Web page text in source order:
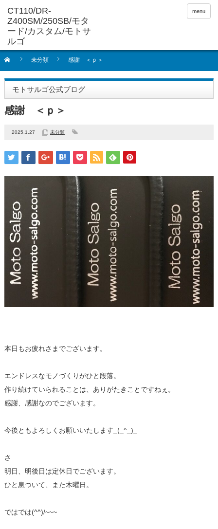
menu
未分類 感謝 ＜ｐ＞
モトサルゴ公式ブログ
感謝 ＜ｐ＞
2025.1.27 未分類
本日もお疲れさまでございます。
エンドレスなモノづくりがひと段落。
作り続けていられることは、ありがたきことですねぇ。
感謝、感謝なのでございます。
今後ともよろしくお願いいたします_(_^_)_
さ
明日、明後日は定休日でございます。
ひと息ついて、また木曜日。
ではでは(^^)/~~~